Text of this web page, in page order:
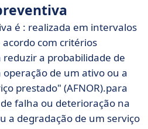
é : realizada em intervalos
com critérios
a probabilidade de
de um ativo ou a
prestado" (AFNOR).para
falha ou deterioração na
a degradação de um serviço